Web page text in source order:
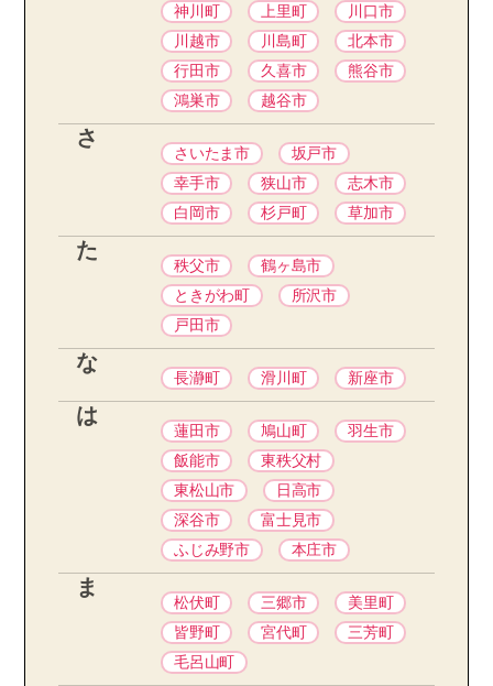
神川町
上里町
川口市
川越市
川島町
北本市
行田市
久喜市
熊谷市
鴻巣市
越谷市
さ
さいたま市
坂戸市
幸手市
狭山市
志木市
白岡市
杉戸町 草加市
た
秩父市
鶴ヶ島市
ときがわ町
所沢市
戸田市
な
長瀞町 滑川町 新座市
は
蓮田市 鳩山町
羽生市
飯能市
東秩父村
東松山市
日高市
深谷市
富士見市
ふじみ野市
本庄市
ま
松伏町 三郷市
美里町
皆野町
宮代町
三芳町
毛呂山町